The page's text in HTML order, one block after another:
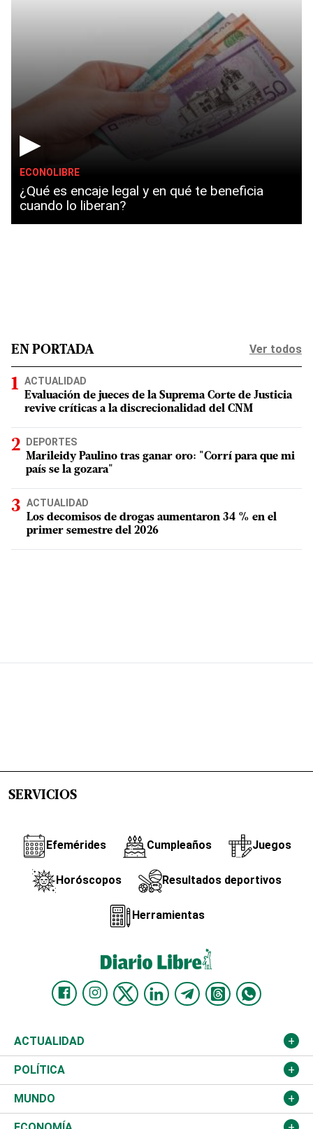
▶
ECONOLIBRE
¿Qué es encaje legal y en qué te beneficia
cuando lo liberan?
EN PORTADA Ver todos
ACTUALIDAD
Evaluación de jueces de la Suprema Corte de Justicia
revive críticas a la discrecionalidad del CNM
DEPORTES
Marileidy Paulino tras ganar oro: "Corrí para que mi
país se la gozara"
ACTUALIDAD
Los decomisos de drogas aumentaron 34 % en el
primer semestre del 2026
SERVICIOS
Efemérides Cumpleaños Juegos
Horóscopos Resultados deportivos
Herramientas
ACTUALIDAD
Nacional
Ciudad
Educación
POLÍTICA
Partidos
MUNDO